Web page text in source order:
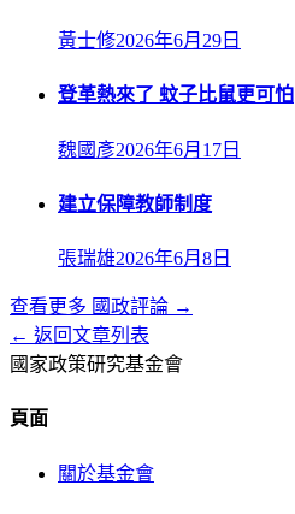
黃士修2026年6月29日
登革熱來了 蚊子比鼠更可怕
魏國彥2026年6月17日
建立保障教師制度
張瑞雄2026年6月8日
查看更多 國政評論 →
← 返回文章列表
國家政策研究基金會
頁面
關於基金會